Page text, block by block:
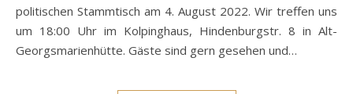
politischen Stammtisch am 4. August 2022. Wir treffen uns
um 18:00 Uhr im Kolpinghaus, Hindenburgstr. 8 in Alt-
Georgsmarienhütte. Gäste sind gern gesehen und…